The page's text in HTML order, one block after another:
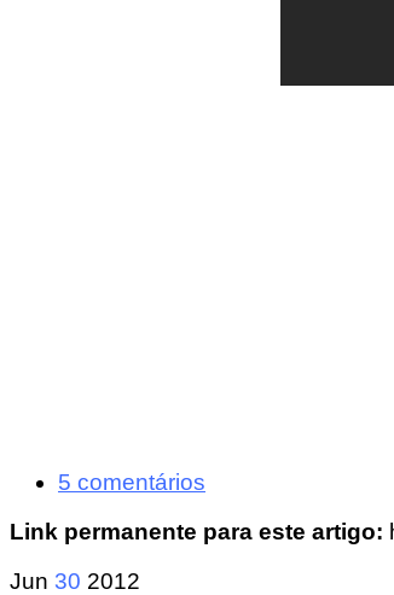
5 comentários
Link permanente para este artigo:
Jun 30 2012